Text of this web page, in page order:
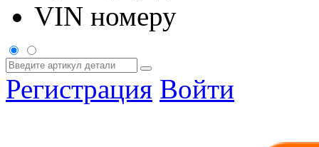
VIN номеру
Регистрация Войти